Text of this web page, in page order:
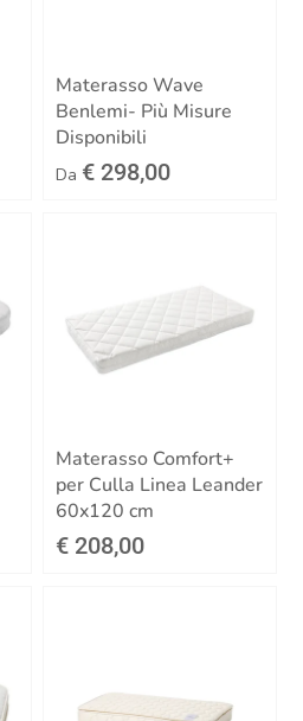
Materasso Wave
Benlemi- Più Misure
Disponibili
Da € 298,00
Materasso Comfort+
per Culla Linea Leander
60x120 cm
€ 208,00